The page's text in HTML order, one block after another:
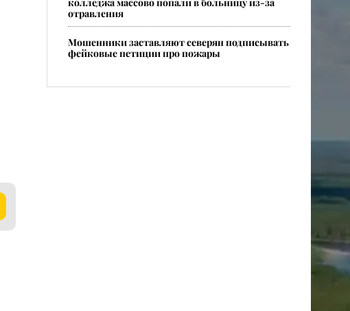
отравления
Мошенники заставляют северян подписывать
фейковые петиции про пожары